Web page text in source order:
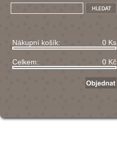
Nákupní košík: 0 Ks
Celkem: 0 Kč